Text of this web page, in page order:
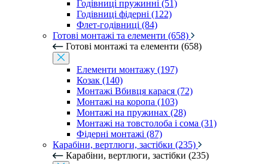
Годівниці пружинні (51)
Годівниці фідерні (122)
Флет-годівниці (84)
Готові монтажі та елементи (658)
Готові монтажі та елементи (658)
Елементи монтажу (197)
Козак (140)
Монтажі Вбивця карася (72)
Монтажі на коропа (103)
Монтажі на пружинах (28)
Монтажі на товстолоба і сома (31)
Фідерні монтажі (87)
Карабіни, вертлюги, застібки (235)
Карабіни, вертлюги, застібки (235)